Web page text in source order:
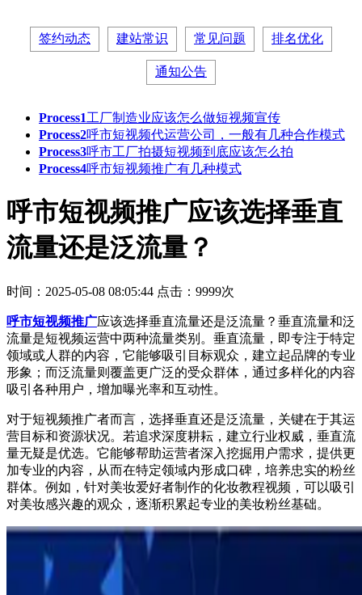
签约动态 建站常识 常见问题 排名优化
通知公告
Process1工厂制造业应该怎么做短视频宣传
Process2呼市短视频代运营公司，一般有几种合作模式
Process3呼市工厂拍摄短视频到底应该怎么拍
Process4呼市短视频推广有几种模式
呼市短视频推广应该选择垂直
流量还是泛流量？
时间：2025-05-08 08:05:44 点击：9999次
呼市短视频推广应该选择垂直流量还是泛流量？垂直流量和泛
流量是短视频运营中两种流量类别。垂直流量，即专注于特定
领域或人群的内容，它能够吸引目标观众，建立起品牌的专业
形象；而泛流量则覆盖更广泛的受众群体，通过多样化的内容
吸引各种用户，增加曝光率和互动性。
对于短视频推广者而言，选择垂直还是泛流量，关键在于其运
营目标和资源状况。若追求深度耕耘，建立行业权威，垂直流
量无疑是优选。它能够帮助运营者深入挖掘用户需求，提供更
加专业的内容，从而在特定领域内形成口碑，培养忠实的粉丝
群体。例如，针对美妆爱好者制作的化妆教程视频，可以吸引
对美妆感兴趣的观众，逐渐积累起专业的美妆粉丝基础。